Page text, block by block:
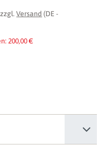
0 von 5 Sternen
zzgl.Versand (DE -
200,00 €